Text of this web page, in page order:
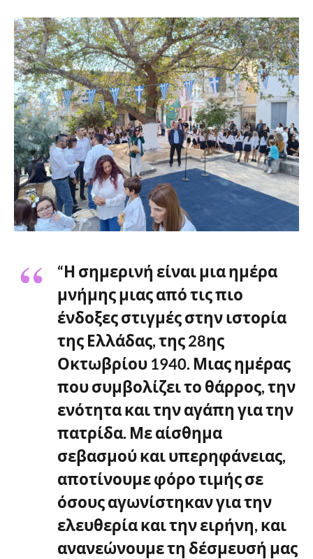
“Η σημερινή είναι μια ημέρα
μνήμης μιας από τις πιο
ένδοξες στιγμές στην ιστορία
της Ελλάδας, της 28ης
Οκτωβρίου 1940. Μιας ημέρας
που συμβολίζει το θάρρος, την
ενότητα και την αγάπη για την
πατρίδα. Με αίσθημα
σεβασμού και υπερηφάνειας,
αποτίνουμε φόρο τιμής σε
όσους αγωνίστηκαν για την
ελευθερία και την ειρήνη, και
ανανεώνουμε τη δέσμευσή μας